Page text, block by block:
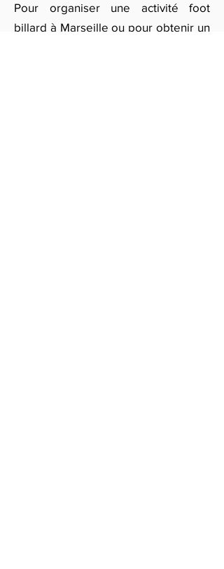
Pour organiser une activité foot
billard à Marseille ou pour obtenir un